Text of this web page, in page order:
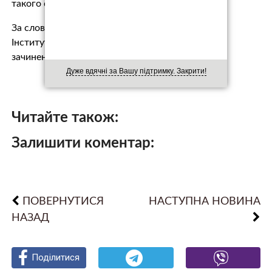
Дуже вдячні за Вашу підтримку. Закрити!
такого сценарію.
За словами старшого наукового співробітника
Інституту Брукінгса Ендрю Йо, “обговорення за
зачиненим…
Читайте також:
Залишити коментар:
ПОВЕРНУТИСЯ
НАЗАД
НАСТУПНА НОВИНА
Поділитися